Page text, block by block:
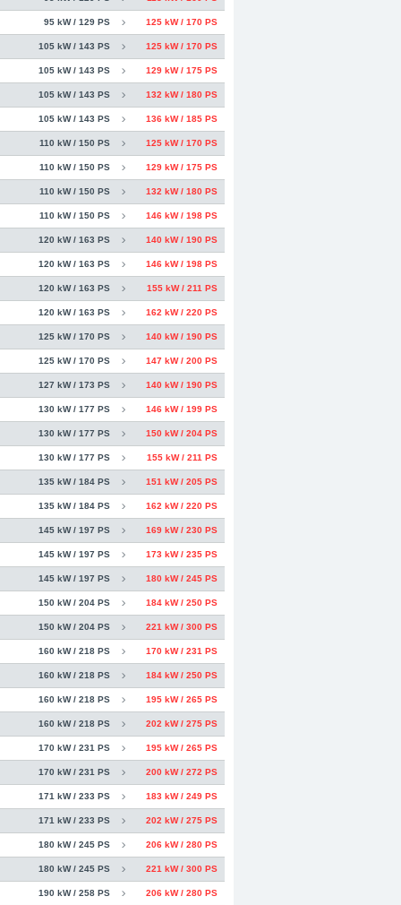
125 kW / 170 PS
95 kW / 129 PS
125 kW / 170 PS
105 kW / 143 PS
129 kW / 175 PS
105 kW / 143 PS
132 kW / 180 PS
105 kW / 143 PS
136 kW / 185 PS
105 kW / 143 PS
125 kW / 170 PS
110 kW / 150 PS
129 kW / 175 PS
110 kW / 150 PS
132 kW / 180 PS
110 kW / 150 PS
146 kW / 198 PS
110 kW / 150 PS
140 kW / 190 PS
120 kW / 163 PS
146 kW / 198 PS
120 kW / 163 PS
155 kW / 211 PS
120 kW / 163 PS
162 kW / 220 PS
120 kW / 163 PS
140 kW / 190 PS
125 kW / 170 PS
147 kW / 200 PS
125 kW / 170 PS
140 kW / 190 PS
127 kW / 173 PS
146 kW / 199 PS
130 kW / 177 PS
150 kW / 204 PS
130 kW / 177 PS
155 kW / 211 PS
130 kW / 177 PS
151 kW / 205 PS
135 kW / 184 PS
162 kW / 220 PS
135 kW / 184 PS
169 kW / 230 PS
145 kW / 197 PS
173 kW / 235 PS
145 kW / 197 PS
180 kW / 245 PS
145 kW / 197 PS
184 kW / 250 PS
150 kW / 204 PS
221 kW / 300 PS
150 kW / 204 PS
170 kW / 231 PS
160 kW / 218 PS
184 kW / 250 PS
160 kW / 218 PS
195 kW / 265 PS
160 kW / 218 PS
202 kW / 275 PS
160 kW / 218 PS
195 kW / 265 PS
170 kW / 231 PS
200 kW / 272 PS
170 kW / 231 PS
183 kW / 249 PS
171 kW / 233 PS
202 kW / 275 PS
171 kW / 233 PS
206 kW / 280 PS
180 kW / 245 PS
221 kW / 300 PS
180 kW / 245 PS
206 kW / 280 PS
190 kW / 258 PS